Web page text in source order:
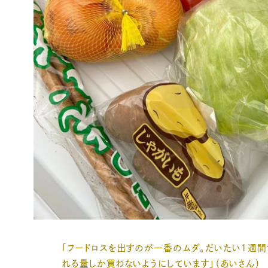
「フードロスを出すのが一番のムダ。だいたい１週
れる量しか買わないようにしています」（あいさん）